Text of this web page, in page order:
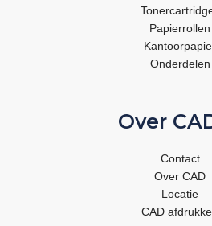
Papierrollen
Onderdelen
Over
Contact
Over CAD
Locatie
CAD